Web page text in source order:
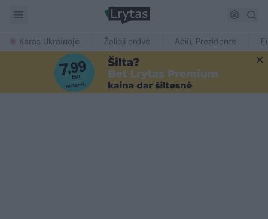
Karas Ukrainoje Žalioji erdvė Ačiū, Prezidente